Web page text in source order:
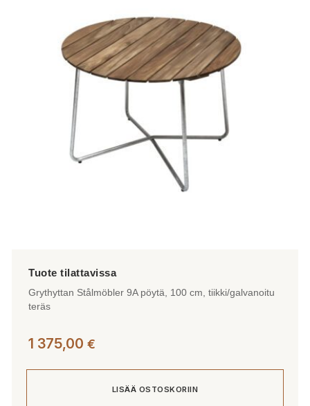
Grythyttan Stålmöbler 9A pöytä, 100 cm, tiikki/galvanoitu
teräs
1 375,00 €
LISÄÄ OSTOSKORIIN